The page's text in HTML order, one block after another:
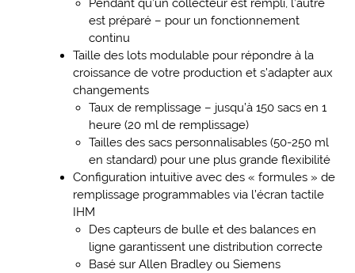
Pendant qu’un collecteur est rempli, l’autre
est préparé – pour un fonctionnement
continu
Taille des lots modulable pour répondre à la
croissance de votre production et s’adapter aux
changements
Taux de remplissage – jusqu’à 150 sacs en 1
heure (20 ml de remplissage)
Tailles des sacs personnalisables (50-250 ml
en standard) pour une plus grande flexibilité
Configuration intuitive avec des « formules » de
remplissage programmables via l’écran tactile
IHM
Des capteurs de bulle et des balances en
ligne garantissent une distribution correcte
Basé sur Allen Bradley ou Siemens